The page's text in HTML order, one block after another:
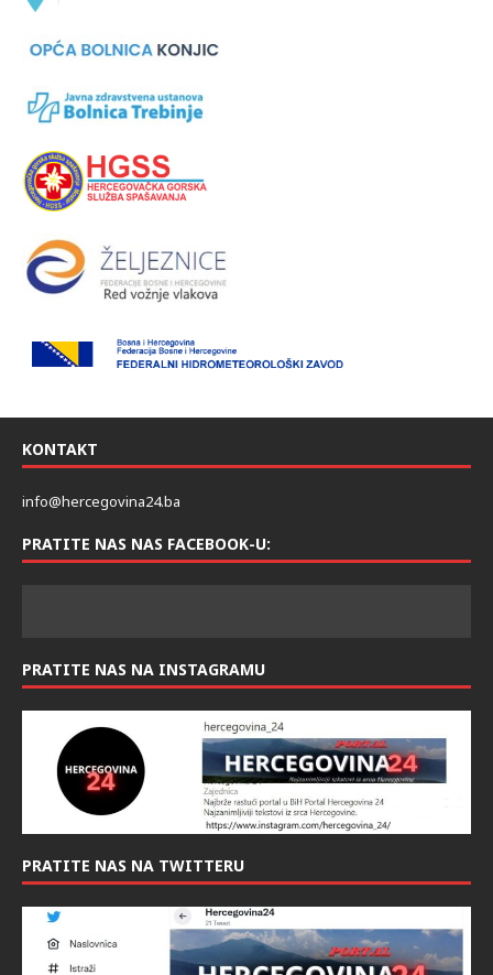
KONTAKT
info@hercegovina24.ba
PRATITE NAS NAS FACEBOOK-U:
PRATITE NAS NA INSTAGRAMU
PRATITE NAS NA TWITTERU